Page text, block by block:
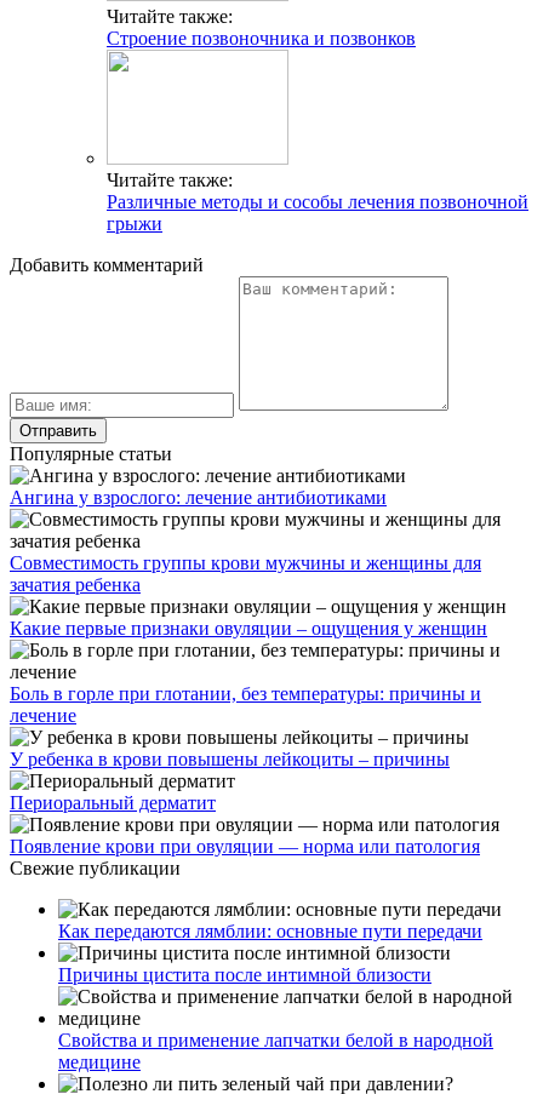
Читайте также:
Строение позвоночника и позвонков
Читайте также:
Различные методы и сособы лечения позвоночной
грыжи
Добавить комментарий
Популярные статьи
Ангина у взрослого: лечение антибиотиками
Совместимость группы крови мужчины и женщины для
зачатия ребенка
Какие первые признаки овуляции – ощущения у женщин
Боль в горле при глотании, без температуры: причины и
лечение
У ребенка в крови повышены лейкоциты – причины
Периоральный дерматит
Появление крови при овуляции — норма или патология
Свежие публикации
Как передаются лямблии: основные пути передачи
Причины цистита после интимной близости
Свойства и применение лапчатки белой в народной
медицине